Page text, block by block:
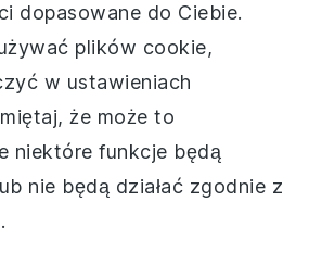
dopasowane do Ciebie.
plików cookie,
w ustawieniach
że może to
niektóre funkcje będą
nie będą działać zgodnie z